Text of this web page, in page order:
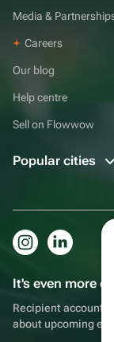
Media &
Careers
Our blog
Help centre
Sell on Flowwow
Popular cities
It's even more
Recipient account,
about upcoming